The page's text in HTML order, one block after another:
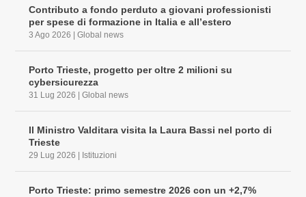
Contributo a fondo perduto a giovani professionisti
per spese di formazione in Italia e all’estero
3 Ago 2026 |Global news
Porto Trieste, progetto per oltre 2 milioni su
cybersicurezza
31 Lug 2026 |Global news
Il Ministro Valditara visita la Laura Bassi nel porto di
Trieste
29 Lug 2026 | Istituzioni
Porto Trieste: primo semestre 2026 con un +2,7%